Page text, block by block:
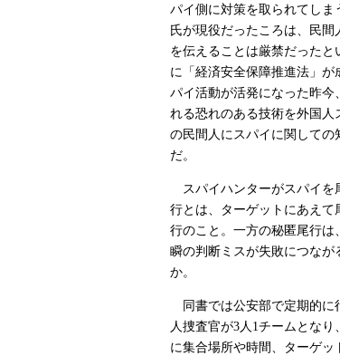
パイ側に対策を取られてし
氏が現役だったころは、民
を伝えることは厳禁だったと
に「経済安全保障推進法」
パイ活動が活発になった昨今
れる恐れのある技術を外国人
の民間人にスパイに関して
だ。
スパイハンターがスパイを
行とは、ターゲットにあえ
行のこと。一方の秘匿尾行
瞬の判断ミスが失敗につなが
か。
同書では公安部で定期的に
人捜査官が3人1チームとな
に集合場所や時間、ターゲ